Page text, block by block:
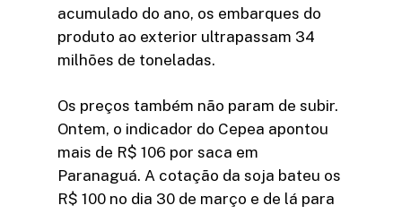
acumulado do ano, os embarques do
produto ao exterior ultrapassam 34
milhões de toneladas.
Os preços também não param de subir.
Ontem, o indicador do Cepea apontou
mais de R$ 106 por saca em
Paranaguá. A cotação da soja bateu os
R$ 100 no dia 30 de março e de lá para